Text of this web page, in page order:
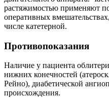
растяжимостью применяют
оперативных
числе катетерной.
Противопоказания
Наличие у пациента
нижних конечностей
Рейно), диабетической
происхождения.